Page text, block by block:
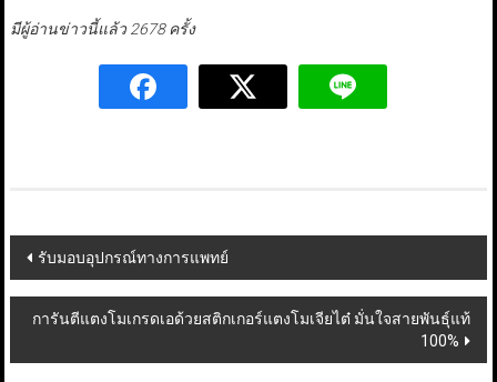
มีผู้อ่านข่าวนี้แล้ว 2678 ครั้ง
Post
navigation
รับมอบอุปกรณ์ทางการแพทย์
การันตีแตงโมเกรดเอด้วยสติกเกอร์แตงโมเจียไต๋ มั่นใจสายพันธุ์แท้
100%